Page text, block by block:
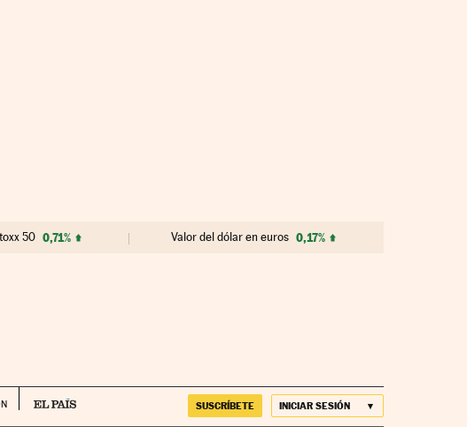
50 0,71% Valor del dólar en euros 0,17%
SUSCRÍBETE INICIAR SESIÓN